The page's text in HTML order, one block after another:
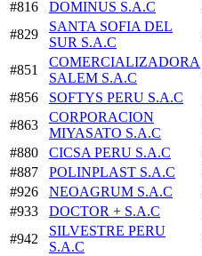
#816
DOMINUS S.A.C
#829
SANTA SOFIA DEL
SUR S.A.C
#851
COMERCIALIZADORA
SALEM S.A.C
#856
SOFTYS PERU S.A.C
#863
CORPORACION
MIYASATO S.A.C
#880
CICSA PERU S.A.C
#887
POLINPLAST S.A.C
#926
NEOAGRUM S.A.C
#933
DOCTOR + S.A.C
#942
SILVESTRE PERU
S.A.C